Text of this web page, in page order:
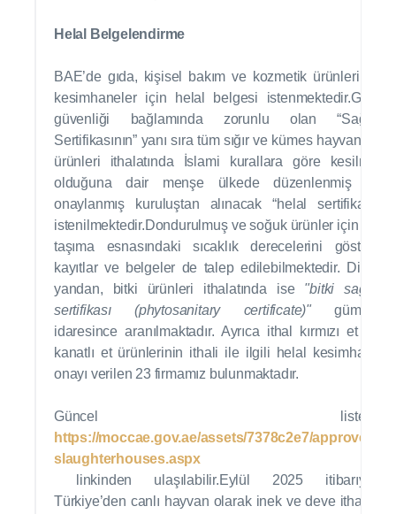
Helal Belgelendirme
BAE’de gıda, kişisel bakım ve kozmetik ürünleri ve
kesimhaneler için helal belgesi istenmektedir.Gıda
güvenliği bağlamında zorunlu olan “Sağlık
Sertifikasının” yanı sıra tüm sığır ve kümes hayvanları
ürünleri ithalatında İslami kurallara göre kesilmiş
olduğuna dair menşe ülkede düzenlenmiş ve
onaylanmış kuruluştan alınacak “helal sertifikası"
istenilmektedir.Dondurulmuş ve soğuk ürünler için ise
taşıma esnasındaki sıcaklık derecelerini gösterir
kayıtlar ve belgeler de talep edilebilmektedir. Diğer
yandan, bitki ürünleri ithalatında ise "bitki sağlık
sertifikası (phytosanitary certificate)"gümrük
idaresince aranılmaktadır. Ayrıca ithal kırmızı et ve
kanatlı et ürünlerinin ithali ile ilgili helal kesimhane
onayı verilen 23 firmamız bulunmaktadır.
Güncel listeye
https://moccae.gov.ae/assets/7378c2e7/approved-
slaughterhouses.aspx
linkinden ulaşılabilir.Eylül 2025 itibarıyla,
Türkiye’den canlı hayvan olarak inek ve deve ithalatı